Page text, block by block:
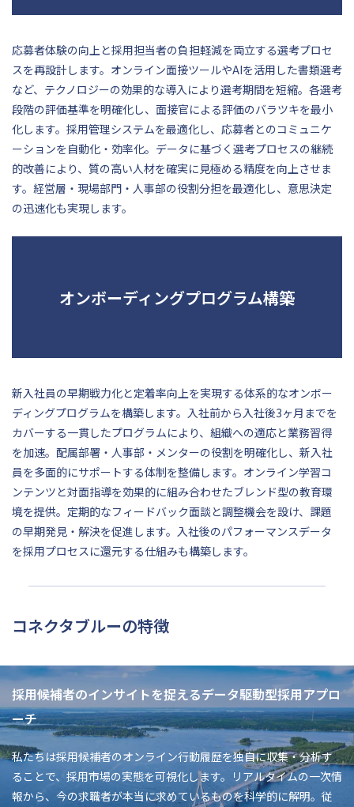
応募者体験の向上と採用担当者の負担軽減を両立する選考プロセ
スを再設計します。オンライン面接ツールやAIを活用した書類選考
など、テクノロジーの効果的な導入により選考期間を短縮。各選考
段階の評価基準を明確化し、面接官による評価のバラツキを最小
化します。採用管理システムを最適化し、応募者とのコミュニケ
ーションを自動化・効率化。データに基づく選考プロセスの継続
的改善により、質の高い人材を確実に見極める精度を向上させま
す。経営層・現場部門・人事部の役割分担を最適化し、意思決定
の迅速化も実現します。
オンボーディングプログラム構築
新入社員の早期戦力化と定着率向上を実現する体系的なオンボー
ディングプログラムを構築します。入社前から入社後3ヶ月までを
カバーする一貫したプログラムにより、組織への適応と業務習得
を加速。配属部署・人事部・メンターの役割を明確化し、新入社
員を多面的にサポートする体制を整備します。オンライン学習コ
ンテンツと対面指導を効果的に組み合わせたブレンド型の教育環
境を提供。定期的なフィードバック面談と調整機会を設け、課題
の早期発見・解決を促進します。入社後のパフォーマンスデータ
を採用プロセスに還元する仕組みも構築します。
コネクタブルーの特徴
採用候補者のインサイトを捉えるデータ駆動型採用アプロ
ーチ
私たちは採用候補者のオンライン行動履歴を独自に収集・分析す
ることで、採用市場の実態を可視化します。リアルタイムの一次情
報から、今の求職者が本当に求めているものを科学的に解明。従